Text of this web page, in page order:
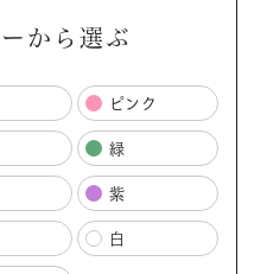
から選ぶ
ピンク
緑
紫
白